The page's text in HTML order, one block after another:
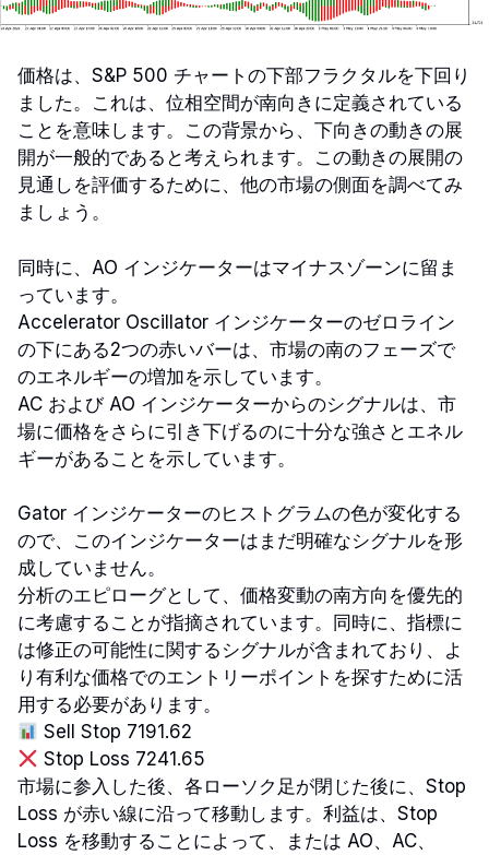
価格は、S&P 500 チャートの下部フラクタルを下回り
ました。これは、位相空間が南向きに定義されている
ことを意味します。この背景から、下向きの動きの展
開が一般的であると考えられます。この動きの展開の
見通しを評価するために、他の市場の側面を調べてみ
ましょう。
同時に、AO インジケーターはマイナスゾーンに留ま
っています。
Accelerator Oscillator インジケーターのゼロライン
の下にある2つの赤いバーは、市場の南のフェーズで
のエネルギーの増加を示しています。
AC および AO インジケーターからのシグナルは、市
場に価格をさらに引き下げるのに十分な強さとエネル
ギーがあることを示しています。
Gator インジケーターのヒストグラムの色が変化する
ので、このインジケーターはまだ明確なシグナルを形
成していません。
分析のエピローグとして、価格変動の南方向を優先的
に考慮することが指摘されています。同時に、指標に
は修正の可能性に関するシグナルが含まれており、よ
り有利な価格でのエントリーポイントを探すために活
用する必要があります。
Sell Stop 7191.62
Stop Loss 7241.65
市場に参入した後、各ローソク足が閉じた後に、Stop
Loss が赤い線に沿って移動します。利益は、Stop
Loss を移動することによって、または AO、AC、